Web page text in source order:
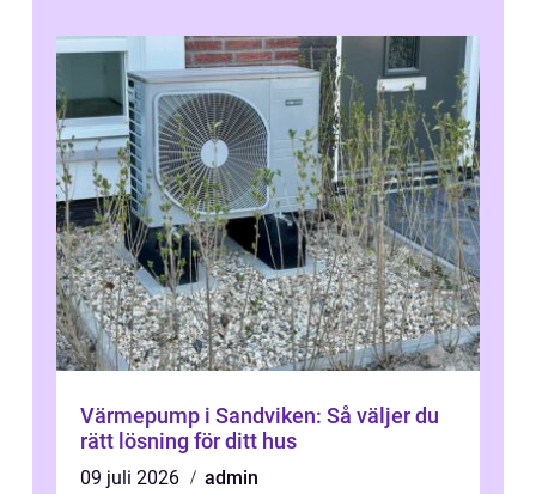
Värmepump i Sandviken: Så väljer du
rätt lösning för ditt hus
09 juli 2026
admin